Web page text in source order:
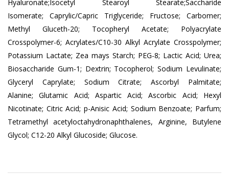
Hyaluronate;Isocetyl Stearoyl Stearate;Saccharide
Isomerate; Caprylic/Capric Triglyceride; Fructose; Carbomer;
Methyl Gluceth-20; Tocopheryl Acetate; Polyacrylate
Crosspolymer-6; Acrylates/C10-30 Alkyl Acrylate Crosspolymer;
Potassium Lactate; Zea mays Starch; PEG-8; Lactic Acid; Urea;
Biosaccharide Gum-1; Dextrin; Tocopherol;Sodium Levulinate;
Glyceryl Caprylate; Sodium Citrate;Ascorbyl Palmitate;
Alanine;Glutamic Acid; Aspartic Acid;Ascorbic Acid; Hexyl
Nicotinate; Citric Acid; p-Anisic Acid; Sodium Benzoate; Parfum;
Tetramethylacetyloctahydronaphthalenes, Arginine, Butylene
Glycol; C12-20 Alkyl Glucoside; Glucose.